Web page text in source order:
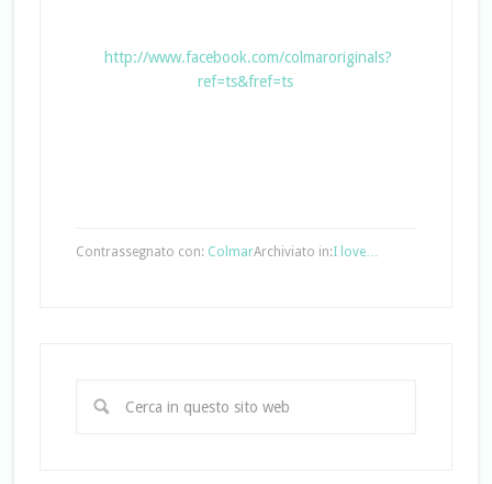
http://www.facebook.com/colmaroriginals?
ref=ts&fref=ts
Archiviato in:I love…
Contrassegnato con: Colmar